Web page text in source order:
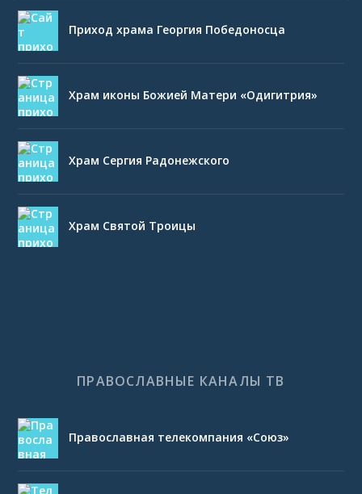
Приход храма Георгия Победоносца
Храм иконы Божией Матери «Одигитрия»
Храм Сергия Радонежского
Храм Святой Троицы
ПРАВОСЛАВНЫЕ КАНАЛЫ ТВ
Православная телекомпания «Союз»